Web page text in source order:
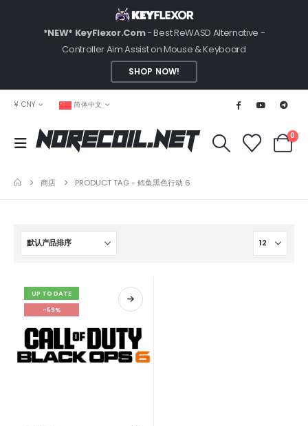
*NEW* KeyFlexor.Com- Best ReWASD Alternative -
Controller Aim Assist on Mouse & Keyboard
SHOP NOW!
¥ CNY 简体中文
NoRecoil.Net 0
商店 PRODUCT TAG -鳕鱼黑色行动 6
UP TO DATE
-59%